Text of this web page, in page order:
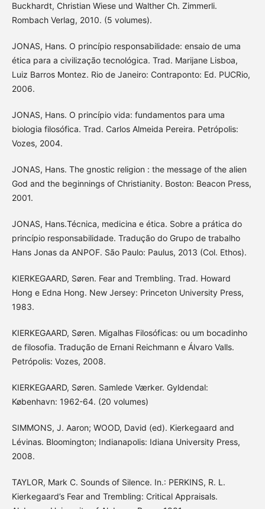
Buckhardt, Christian Wiese und Walther Ch. Zimmerli.
Rombach Verlag, 2010. (5 volumes).
JONAS, Hans. O princípio responsabilidade: ensaio de uma
ética para a civilização tecnológica. Trad. Marijane Lisboa,
Luiz Barros Montez. Rio de Janeiro: Contraponto: Ed. PUCRio,
2006.
JONAS, Hans. O princípio vida: fundamentos para uma
biologia filosófica. Trad. Carlos Almeida Pereira. Petrópolis:
Vozes, 2004.
JONAS, Hans. The gnostic religion : the message of the alien
God and the beginnings of Christianity. Boston: Beacon Press,
2001.
JONAS, Hans.Técnica, medicina e ética. Sobre a prática do
princípio responsabilidade. Tradução do Grupo de trabalho
Hans Jonas da ANPOF. São Paulo: Paulus, 2013 (Col. Ethos).
KIERKEGAARD, Søren. Fear and Trembling. Trad. Howard
Hong e Edna Hong. New Jersey: Princeton University Press,
1983.
KIERKEGAARD, Søren. Migalhas Filosóficas: ou um bocadinho
de filosofia. Tradução de Ernani Reichmann e Álvaro Valls.
Petrópolis: Vozes, 2008.
KIERKEGAARD, Søren. Samlede Værker. Gyldendal:
København: 1962-64. (20 volumes)
SIMMONS, J. Aaron; WOOD, David (ed). Kierkegaard and
Lévinas. Bloomington; Indianapolis: Idiana University Press,
2008.
TAYLOR, Mark C. Sounds of Silence. In.: PERKINS, R. L.
Kierkegaard’s Fear and Trembling: Critical Appraisals.